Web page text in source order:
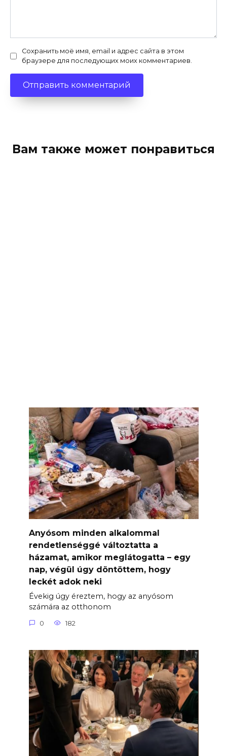
Сохранить моё имя, email и адрес сайта в этом
браузере для последующих моих комментариев.
Вам также может понравиться
Anyósom minden alkalommal
rendetlenséggé változtatta a
házamat, amikor meglátogatta – egy
nap, végül úgy döntöttem, hogy
leckét adok neki
Évekig úgy éreztem, hogy az anyósom
számára az otthonom
0 182